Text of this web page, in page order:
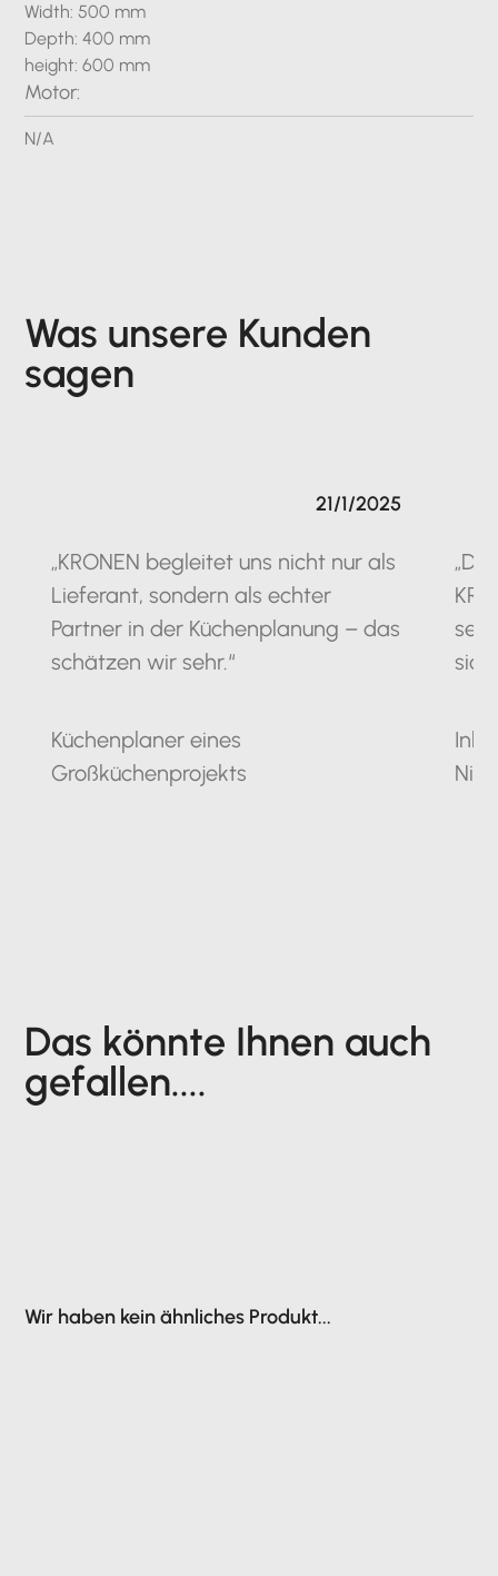
Width: 500 mm
Depth: 400 mm
height: 600 mm
Motor:
N/A
Was unsere Kunden
sagen
„KRONEN begleitet uns nicht nur als
Lieferant, sondern als echter
Partner in der Küchenplanung – das
schätzen wir sehr.“
Küchenplaner eines
Großküchenprojekts
21/1/2025
seit
sich
Das könnte Ihnen auch
gefallen....
Wir haben kein ähnliches Produkt...